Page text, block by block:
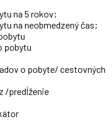
na 5 rokov;
na neobmedzený čas;
pobytu
o pobyte/ cestovných
/predĺženie